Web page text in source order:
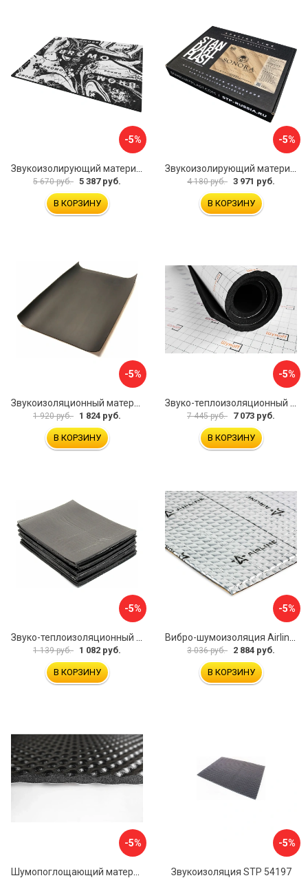
-5%
Звукоизолирующий материал STP Bromo 54253
5 670 руб. 5 387 руб.
В КОРЗИНУ
-5%
Звукоизолирующий материал STP Sonora 54254
4 180 руб. 3 971 руб.
В КОРЗИНУ
-5%
1 920 руб. 1 824 руб.
В КОРЗИНУ
-5%
7 445 руб. 7 073 руб.
В КОРЗИНУ
-5%
1 139 руб. 1 082 руб.
В КОРЗИНУ
-5%
3 036 руб. 2 884 руб.
В КОРЗИНУ
-5% -5%
Звукоизоляция STP 54197